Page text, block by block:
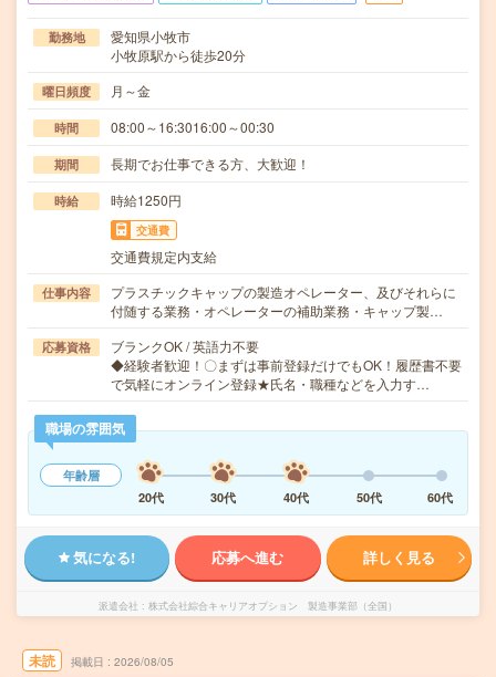
勤務地
愛知県小牧市
小牧原駅から徒歩20分
曜日頻度 月～金
時間 08:00～16:3016:00～00:30
期間 長期でお仕事できる方、大歓迎！
時給 時給1250円
交通費
交通費規定内支給
仕事内容
プラスチックキャップの製造オペレーター、及びそれらに
付随する業務・オペレーターの補助業務・キャップ製…
応募資格
ブランクOK / 英語力不要
◆経験者歓迎！〇まずは事前登録だけでもOK！履歴書不要
で気軽にオンライン登録★氏名・職種などを入力す…
職場の雰囲気
年齢層
20代
30代 40代 50代 60代
気になる! 応募へ進む 詳しく見る
派遣会社 株式会社綜合キャリアオプション 製造事業部（全国）
未読 掲載日 2026/08/05